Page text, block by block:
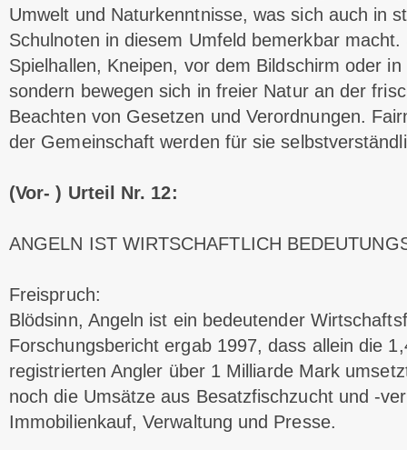
Umwelt und Naturkenntnisse, was sich auch in
Schulnoten in diesem Umfeld bemerkbar
Spielhallen, Kneipen, vor dem Bildschirm oder
sondern bewegen sich in freier Natur an der
Beachten von Gesetzen und Verordnungen.
der Gemeinschaft werden für sie
(Vor- ) Urteil Nr. 12:
ANGELN IST WIRTSCHAFTLICH
Freispruch:
Blödsinn, Angeln ist ein bedeutender
Forschungsbericht ergab 1997, dass allein die
registrierten Angler über 1 Milliarde Mark
noch die Umsätze aus Besatzfischzucht und -
Immobilienkauf, Verwaltung und Presse.